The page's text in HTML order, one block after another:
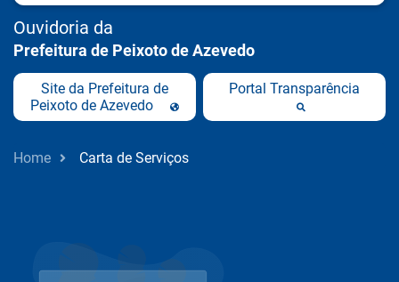
Ouvidoria da
Prefeitura de Peixoto de Azevedo
Site da Prefeitura de
Peixoto de Azevedo
Portal Transparência
Home Carta de Serviços